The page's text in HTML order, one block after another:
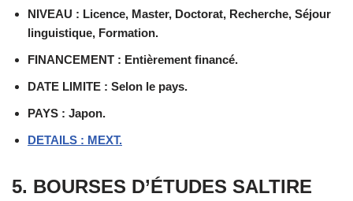
NIVEAU : Licence, Master, Doctorat, Recherche, Séjour
linguistique, Formation.
FINANCEMENT : Entièrement financé.
DATE LIMITE : Selon le pays.
PAYS : Japon.
DETAILS : MEXT.
5. BOURSES D’ÉTUDES SALTIRE